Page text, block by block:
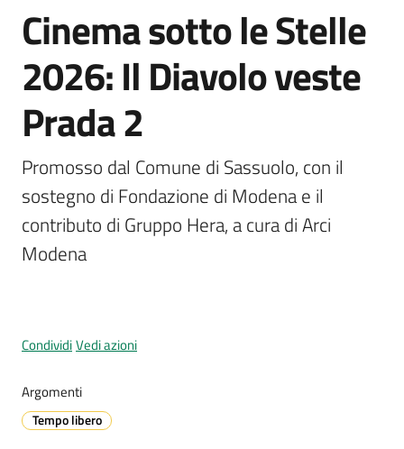
Novità
Servizi
Vivere
Sassuolo
Menu selezionato
e
r
a
m
Salta al contenuto
Cinema sotto le Stelle
2026: Il Diavolo veste
Prada 2
Promosso dal Comune di Sassuolo, con il
sostegno di Fondazione di Modena e il
contributo di Gruppo Hera, a cura di Arci
Modena
CondividiVedi azioni
Argomenti
Tempo libero